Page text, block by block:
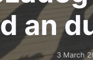
an
3 March